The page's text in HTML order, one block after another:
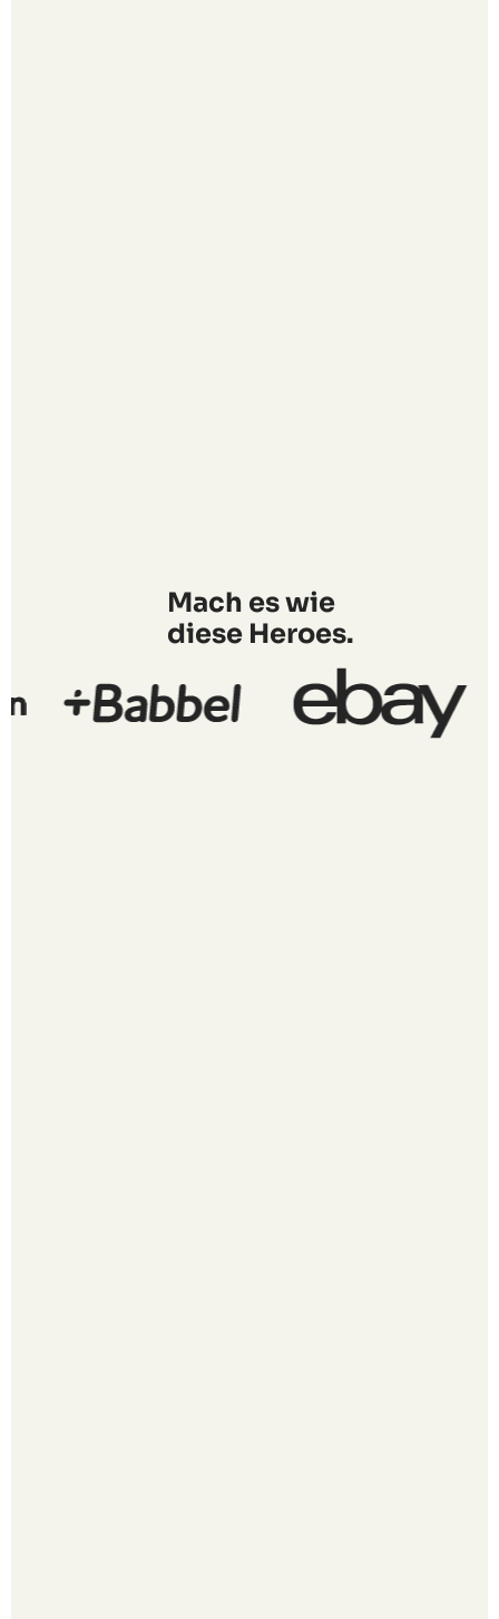
Mach es wie
diese Heroes.